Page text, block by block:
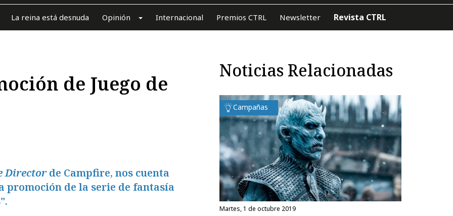
La reina está desnuda Opinión Internacional Premios CTRL Newsletter Revista CTRL
de Juego de
Directorde Campfire, nos cuenta
promoción de la serie de fantasía
Noticias Relacionadas
Campañas
martes, 1 de octubre 2019